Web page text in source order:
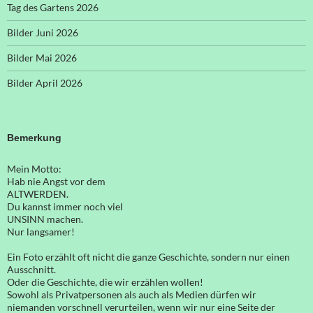
Tag des Gartens 2026
Bilder Juni 2026
Bilder Mai 2026
Bilder April 2026
Bemerkung
Mein Motto:
Hab nie Angst vor dem
ALTWERDEN.
Du kannst immer noch viel
UNSINN machen.
Nur langsamer!
Ein Foto erzählt oft nicht die ganze Geschichte, sondern nur einen
Ausschnitt.
Oder die Geschichte, die wir erzählen wollen!
Sowohl als Privatpersonen als auch als Medien dürfen wir
niemanden vorschnell verurteilen, wenn wir nur eine Seite der